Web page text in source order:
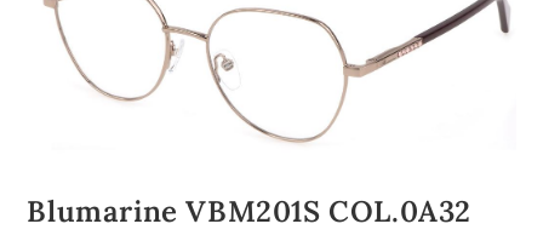
Blumarine VBM201S COL.0A32